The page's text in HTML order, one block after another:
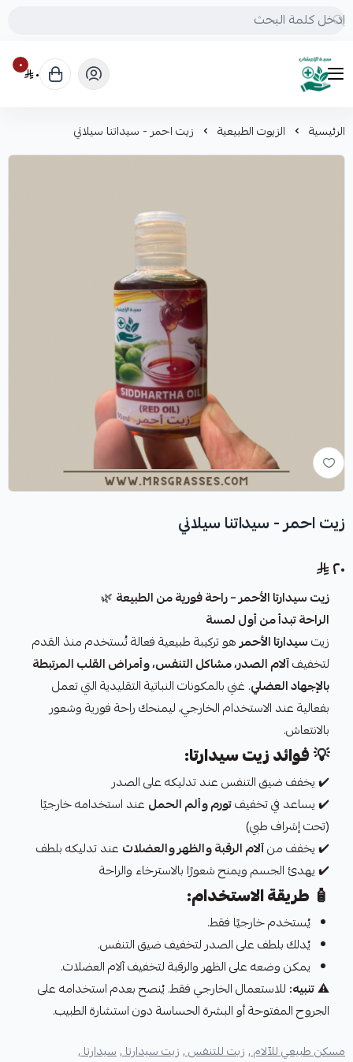
mrs.grasses
٠ ٠
الرئيسية الزيوت الطبيعية زيت احمر - سيداتنا سيلاني
زيت احمر - سيداتنا سيلاني
٢٠
زيت سيدارتا الأحمر – راحة فورية من الطبيعة 🌿
الراحة تبدأ من أول لمسة
زيتسيدارتا الأحمرهو تركيبة طبيعية فعالة تُستخدم منذ القدم
لتخفيفآلام الصدر، مشاكل التنفس، وأمراض القلب المرتبطة
بالإجهاد العضلي. غني بالمكونات النباتية التقليدية التي تعمل
بفعالية عند الاستخدام الخارجي، ليمنحك راحة فورية وشعور
بالانتعاش.
💡فوائد زيت سيدارتا:
✔️ يخفف ضيق التنفس عند تدليكه على الصدر
✔️ يساعد في تخفيفتورم وألم الحمل عند استخدامه خارجيًا
(تحت إشراف طبي)
✔️ يخفف منآلام الرقبة والظهر والعضلات عند تدليكه بلطف
✔️ يهدئ الجسم ويمنح شعورًا بالاسترخاء والراحة
🧴 طريقة الاستخدام:
يُستخدم خارجيًا فقط.
يُدلك بلطف على الصدر لتخفيف ضيق التنفس.
يمكن وضعه على الظهر والرقبة لتخفيف آلام العضلات.
⚠️تنبيه: للاستعمال الخارجي فقط. يُنصح بعدم استخدامه على
الجروح المفتوحة أو البشرة الحساسة دون استشارة الطبيب.
مسكن طبيعي للآلام ,زيت للتنفس ,زيت سيدارتا ,سيدارتا ,